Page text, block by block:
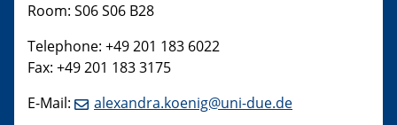
Room: S06 S06 B28
Telephone: +49 201 183 6022
Fax: +49 201 183 3175
E-Mail:
alexandra.koenig@uni-due.de